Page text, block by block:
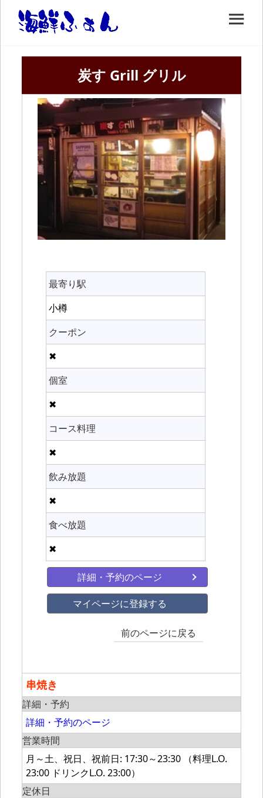
炭す Grill グリル
最寄り駅
小樽
クーポン
✖
個室
✖
コース料理
✖
飲み放題
✖
食べ放題
✖
詳細・予約のページ
マイページに登録する
前のページに戻る
串焼き
詳細・予約
詳細・予約のページ
営業時間
月～土、祝日、祝前日: 17:30～23:30 （料理L.O.
23:00 ドリンクL.O. 23:00）
定休日